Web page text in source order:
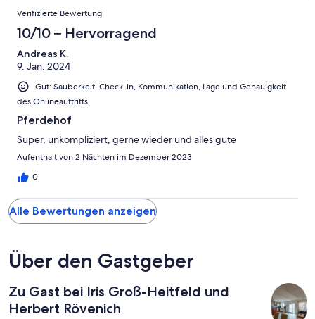
Verifizierte Bewertung
10/10 – Hervorragend
Andreas K.
9. Jan. 2024
Gut: Sauberkeit, Check-in, Kommunikation, Lage und Genauigkeit
des Onlineauftritts
Pferdehof
Super, unkompliziert, gerne wieder und alles gute
Aufenthalt von 2 Nächten im Dezember 2023
0
Alle Bewertungen anzeigen
Über den Gastgeber
Zu Gast bei Iris Groß-Heitfeld und
Herbert Rövenich